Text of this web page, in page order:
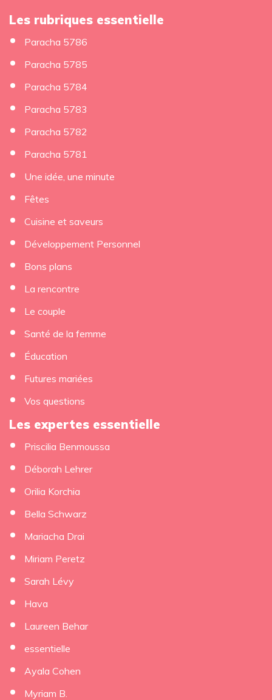
Les rubriques essentielle
Paracha 5786
Paracha 5785
Paracha 5784
Paracha 5783
Paracha 5782
Paracha 5781
Une idée, une minute
Fêtes
Cuisine et saveurs
Développement Personnel
Bons plans
La rencontre
Le couple
Santé de la femme
Éducation
Futures mariées
Vos questions
Les expertes essentielle
Priscilia Benmoussa
Déborah Lehrer
Orilia Korchia
Bella Schwarz
Mariacha Drai
Miriam Peretz
Sarah Lévy
Hava
Laureen Behar
essentielle
Ayala Cohen
Myriam B.